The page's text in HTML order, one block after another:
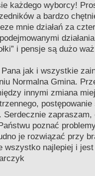
każdego wyborcy!
a bardzo
mnie działań za
i pensje są dużo
jak i wszystkie
Normalna Gmina.
innymi zmiana
zapraszam,
poznać
je rozwiązać przy
wszystko najlepiej i